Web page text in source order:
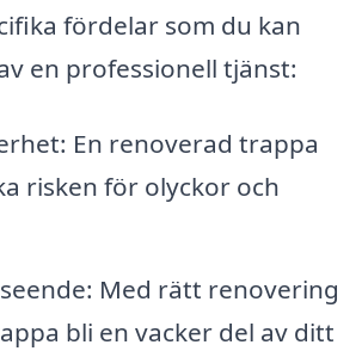
fördelar som du kan
en professionell tjänst:
En renoverad trappa
risken för olyckor och
Med rätt renovering
bli en vacker del av ditt